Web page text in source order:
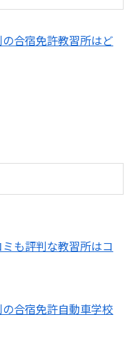
合宿免許教習所はど
も評判な教習所はコ
合宿免許自動車学校